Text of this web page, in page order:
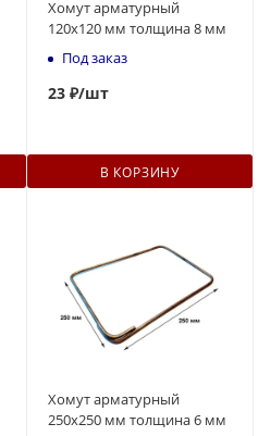
Хомут арматурный
120х120 мм толщина 8 мм
Под заказ
23 ₽/шт
В КОРЗИНУ
Хомут арматурный
250х250 мм толщина 6 мм